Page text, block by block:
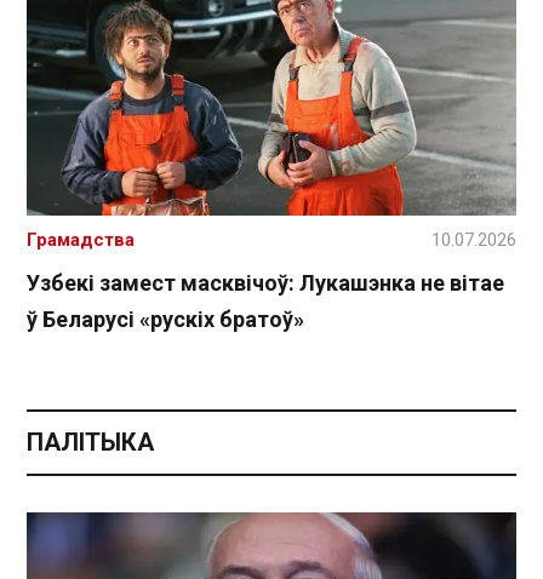
Узбекі замест масквічоў: Лукашэнка не вітае
ў Беларусі «рускіх братоў»
Грамадства 10.07.2026
ПАЛІТЫКА